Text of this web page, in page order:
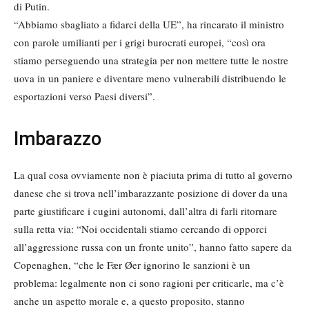
di Putin.
“Abbiamo sbagliato a fidarci della UE”, ha rincarato il ministro
con parole umilianti per i grigi burocrati europei, “così ora
stiamo perseguendo una strategia per non mettere tutte le nostre
uova in un paniere e diventare meno vulnerabili distribuendo le
esportazioni verso Paesi diversi”.
Imbarazzo
La qual cosa ovviamente non è piaciuta prima di tutto al governo
danese che si trova nell’imbarazzante posizione di dover da una
parte giustificare i cugini autonomi, dall’altra di farli ritornare
sulla retta via: “Noi occidentali stiamo cercando di opporci
all’aggressione russa con un fronte unito”, hanno fatto sapere da
Copenaghen, “che le Fær Øer ignorino le sanzioni è un
problema: legalmente non ci sono ragioni per criticarle, ma c’è
anche un aspetto morale e, a questo proposito, stanno